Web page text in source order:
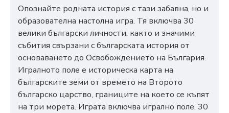
Опознайте родната история с тази забавна, но и
образователна настолна игра. Тя включва 30
велики български личности, както и значими
събития свързани с българската история от
основаването до Освобождението на България.
Игралното поле е историческа карта на
българските земи от времето на Второто
българско царство, границите на което се къпят
на три морета. Играта включва игрално поле, 30